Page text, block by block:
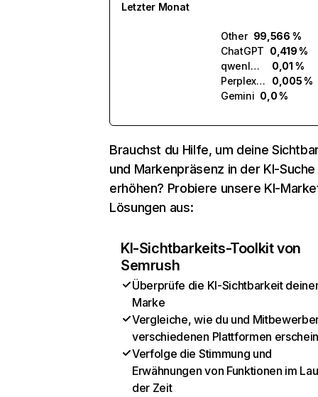
Letzter Monat
Other 99,566 %
ChatGPT 0,419 %
qwenlm.ai
0,01 %
Perplexity
0,005 %
Gemini 0,0 %
Brauchst du Hilfe, um deine
und Markenpräsenz in der KI-Suche
erhöhen? Probiere unsere KI-
Lösungen aus:
KI-Sichtbarkeits-Toolkit von
Semrush
Überprüfe die KI-Sichtbarkeit
Marke
Vergleiche, wie du und
verschiedenen Plattformen
Verfolge die Stimmung und
Erwähnungen von Funktionen im
der Zeit